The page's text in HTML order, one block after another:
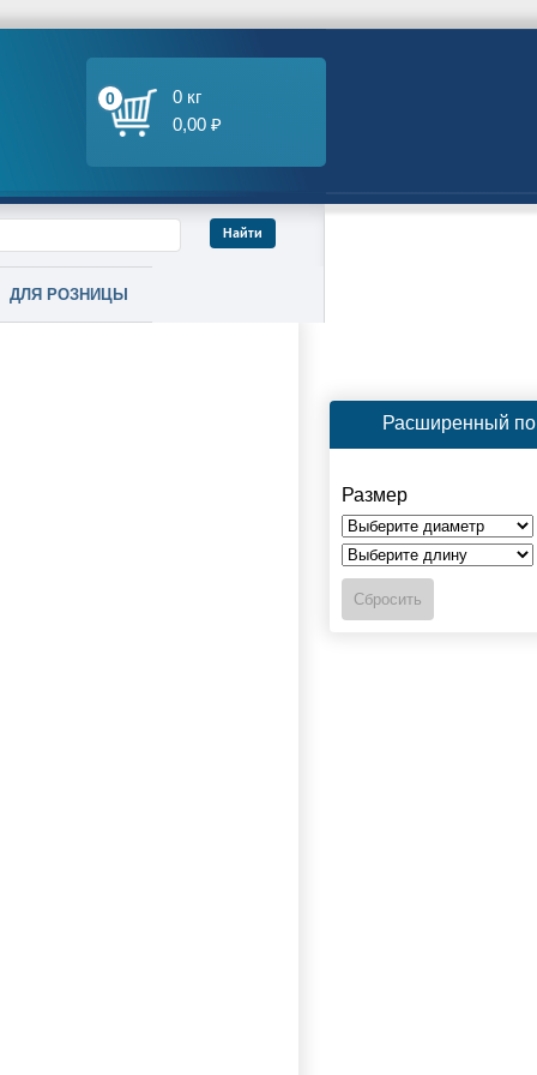
0
0 кг
0,00 ₽
ДЛЯ РОЗНИЦЫ
Расширенный
Размер